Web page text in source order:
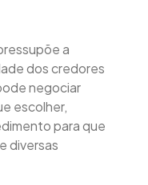
a
dos credores
negociar
escolher,
para que
diversas